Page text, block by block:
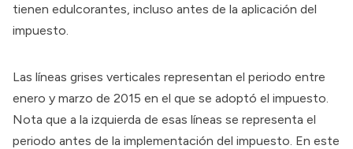
tienen edulcorantes, incluso antes de la aplicación del
impuesto.
Las líneas grises verticales representan el periodo entre
enero y marzo de 2015 en el que se adoptó el impuesto.
Nota que a la izquierda de esas líneas se representa el
periodo antes de la implementación del impuesto. En este